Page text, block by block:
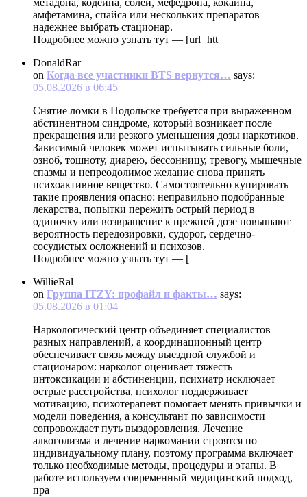
метадона, кодеина, солей, мефедрона, кокаина,
амфетамина, спайса или нескольких препаратов
надежнее выбрать стационар.
Подробнее можно узнать тут — [url=htt
DonaldRar
on Когда все участники BTS вернутся… says:
05.08.2026 в 06:45
Снятие ломки в Подольске требуется при выраженном
абстинентном синдроме, который возникает после
прекращения или резкого уменьшения дозы наркотиков.
Зависимый человек может испытывать сильные боли,
озноб, тошноту, диарею, бессонницу, тревогу, мышечные
спазмы и непреодолимое желание снова принять
психоактивное вещество. Самостоятельно купировать
такие проявления опасно: неправильно подобранные
лекарства, попытки пережить острый период в
одиночку или возвращение к прежней дозе повышают
вероятность передозировки, судорог, сердечно-
сосудистых осложнений и психозов.
Подробнее можно узнать тут — [
WillieRal
on Группа ITZY: профайл и факты… says:
05.08.2026 в 01:04
Наркологический центр объединяет специалистов
разных направлений, а координационный центр
обеспечивает связь между выездной службой и
стационаром: нарколог оценивает тяжесть
интоксикации и абстиненции, психиатр исключает
острые расстройства, психолог поддерживает
мотивацию, психотерапевт помогает менять привычки и
модели поведения, а консультант по зависимости
сопровождает путь выздоровления. Лечение
алкоголизма и лечение наркомании строятся по
индивидуальному плану, поэтому программа включает
только необходимые методы, процедуры и этапы. В
работе используем современный медицинский подход,
пра